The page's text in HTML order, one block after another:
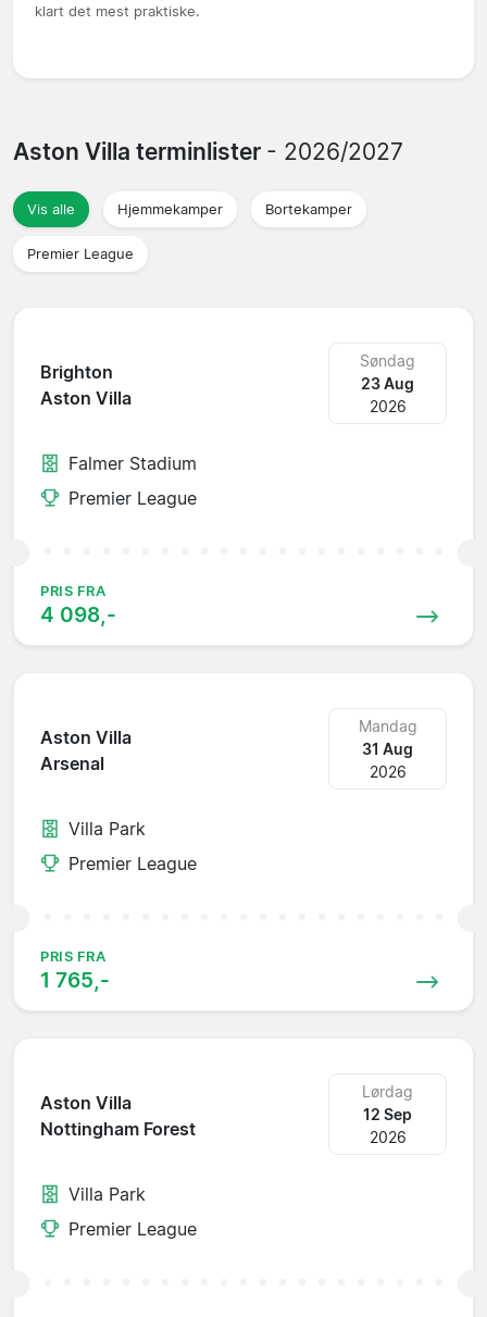
klart det mest praktiske.
Aston Villa terminlister - 2026/2027
Vis alle Hjemmekamper Bortekamper
Premier League
Brighton
Aston Villa
Søndag
23 Aug
2026
Falmer Stadium
Premier League
PRIS FRA
4 098,-
Aston Villa
Arsenal
Mandag
31 Aug
2026
Villa Park
Premier League
PRIS FRA
1 765,-
Aston Villa
Nottingham Forest
Lørdag
12 Sep
2026
Villa Park
Premier League